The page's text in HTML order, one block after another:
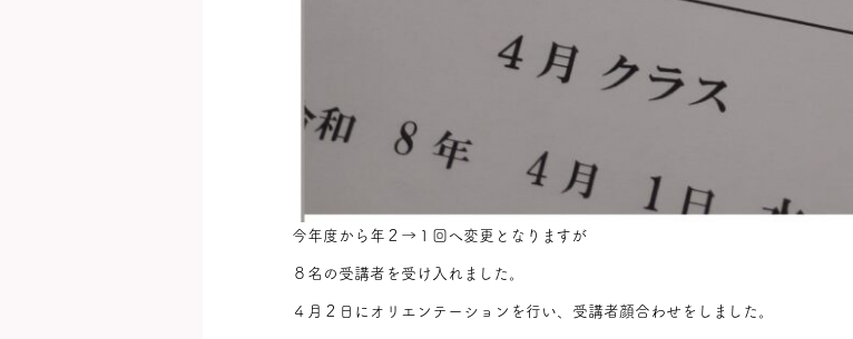
今年度から年２→１回へ変更となりますが
８名の受講者を受け入れました。
４月２日にオリエンテーションを行い、受講者顔合わせをしました。